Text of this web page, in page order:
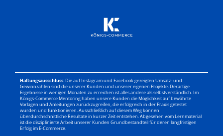
Haftungsausschluss: Die auf Instagram und Facebook gezeigten Umsatz- und
Gewinnzahlen sind die unserer Kunden und unserer eigenen Projekte. Derartige
Ergebnisse in wenigen Monaten zu erreichen ist alles andere als selbstverständlich. Im
Königs-Commerce Mentoring haben unsere Kunden die Möglichkeit auf bewährte
Vorlagen und Anleitungen zurückzugreifen, die erfolgreich in der Praxis getestet
wurden und funktionieren. Ausschließlich auf diesem Weg können
überdurchschnittliche Resultate in kurzer Zeit entstehen. Abgesehen vom Lernmaterial
ist die disziplinierte Arbeit unserer Kunden Grundbestandteil für deren langfristigen
Erfolg im E-Commerce.